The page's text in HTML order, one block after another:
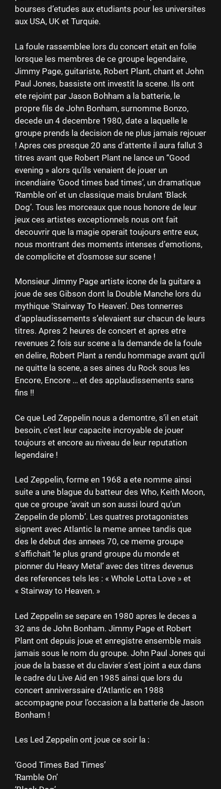
bourses d’etudes aux etudiants pour les universites
aux USA, UK et Turquie.
La foule rassemblee lors du concert etait en folie
lorsque les membres de ce groupe legendaire,
Jimmy Page, guitariste, Robert Plant, chant et John
Paul Jones, bassiste ont investit la scene. Ils ont
ete rejoint par Jason Bohham a la batterie, le
propre fils de John Bonham, surnomme Bonzo,
decede un 4 decembre 1980, date a laquelle le
groupe prends la decision de ne plus jamais rejouer
! Apres ces presque 20 ans d’attente il aura fallut 3
titres avant que Robert Plant ne lance un “Good
evening » alors qu’ils venaient de jouer un
incendiaire ‘Good times bad times’, un dramatique
‘Ramble on’ et un classique mais brulant ‘Black
Dog’. Tous les morceaux que nous honore de leur
jeux ces artistes exceptionnels nous ont fait
decouvrir que la magie operait toujours entre eux,
nous montrant des moments intenses d’emotions,
de complicite et d’osmose sur scene !
Monsieur Jimmy Page artiste icone de la guitare a
joue de ses Gibson dont la Double Manche lors du
mythique ‘Stairway To Heaven’. Des tonnerres
d’applaudissements s’elevaient sur chacun de leurs
titres. Apres 2 heures de concert et apres etre
revenues 2 fois sur scene a la demande de la foule
en delire, Robert Plant a rendu hommage avant qu’il
ne quitte la scene, a ses aines du Rock sous les
Encore, Encore … et des applaudissements sans
fins !!
Ce que Led Zeppelin nous a demontre, s’il en etait
besoin, c’est leur capacite incroyable de jouer
toujours et encore au niveau de leur reputation
legendaire !
Led Zeppelin, forme en 1968 a ete nomme ainsi
suite a une blague du batteur des Who, Keith Moon,
que ce groupe ‘avait un son aussi lourd qu’un
Zeppelin de plomb’. Les quatres protagonistes
signent avec Atlantic la meme annee tandis que
des le debut des annees 70, ce meme groupe
s’affichait ‘le plus grand groupe du monde et
pionner du Heavy Metal’ avec des titres devenus
des references tels les : « Whole Lotta Love » et
« Stairway to Heaven. »
Led Zeppelin se separe en 1980 apres le deces a
32 ans de John Bonham. Jimmy Page et Robert
Plant ont depuis joue et enregistre ensemble mais
jamais sous le nom du groupe. John Paul Jones qui
joue de la basse et du clavier s’est joint a eux dans
le cadre du Live Aid en 1985 ainsi que lors du
concert anniverssaire d’Atlantic en 1988
accompagne pour l’occasion a la batterie de Jason
Bonham !
Les Led Zeppelin ont joue ce soir la :
‘Good Times Bad Times’
‘Ramble On’